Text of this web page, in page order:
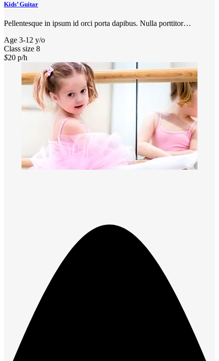
Kids’ Guitar
Pellentesque in ipsum id orci porta dapibus. Nulla porttitor…
Age 3-12 y/o
Class size 8
$20 p/h